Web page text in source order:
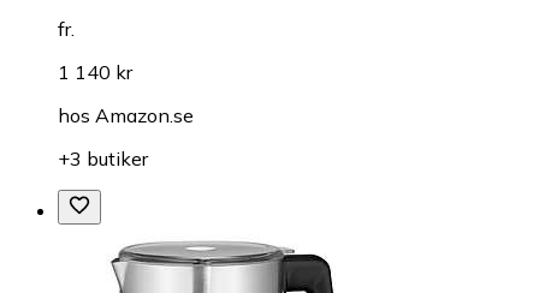
fr.
1 140 kr
hos Amazon.se
+3 butiker